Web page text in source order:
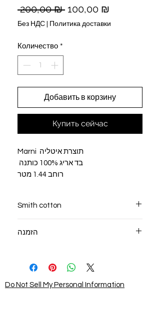
200,00 ₪ Обычная
цена
100,00 ₪
Без НДС Политика доставки
Количество *
Добавить в корзину
Купить сейчас
תוצרת איטליה Marni
בד אריג 100% כותנה
רוחב 1.44 מטר
Smith cotton
100% хлопок
הזמנה
צרו אימי קשר לביצוע הזמנה 054-7886123
Do Not Sell My Personal Information